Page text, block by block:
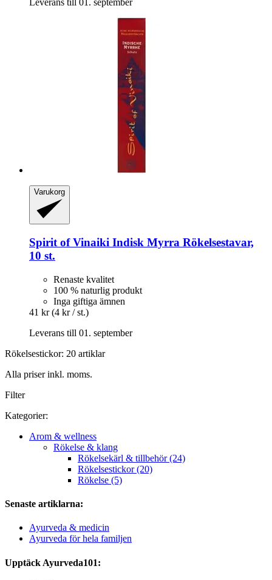
Leverans till 01. september
Varukorg
Spirit of Vinaiki Indisk Myrra Rökelsestavar,
10 st.
Renaste kvalitet
100 % naturlig produkt
Inga giftiga ämnen
41 kr (4 kr / st.)
Leverans till 01. september
Rökelsestickor: 20 artiklar
Alla priser inkl. moms.
Filter
Kategorier:
Arom & wellness
Rökelse & klang
Rökelsekärl & tillbehör (24)
Rökelsestickor (20)
Rökelse (5)
Senaste artiklarna:
Ayurveda & medicin
Ayurveda för hela familjen
Upptäck Ayurveda101: